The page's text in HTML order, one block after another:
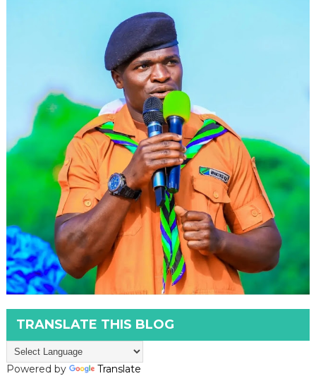
TRANSLATE THIS BLOG
Powered by Translate